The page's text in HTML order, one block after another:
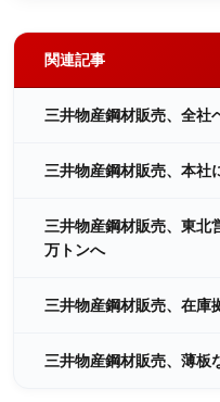
関連記事
三井物産鋼材販売、全社
三井物産鋼材販売、本社
三井物産鋼材販売、東
万トンへ
三井物産鋼材販売、在庫
三井物産鋼材販売、薄板